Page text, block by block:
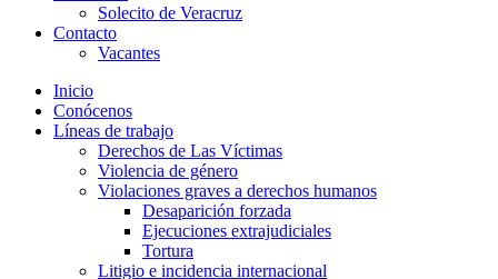
Solecito de Veracruz
Contacto
Vacantes
Inicio
Conócenos
Líneas de trabajo
Derechos de Las Víctimas
Violencia de género
Violaciones graves a derechos humanos
Desaparición forzada​
Ejecuciones extrajudiciales
Tortura
Litigio e incidencia internacional